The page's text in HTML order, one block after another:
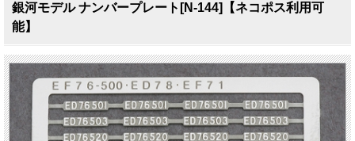
銀河モデル ナンバープレート[N-144]【ネコポス利用可
能】